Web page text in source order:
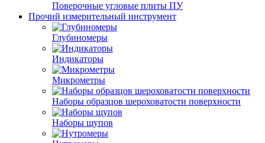
Поверочные угловые плиты ПУ
Прочий измерительный инструмент
Глубиномеры
Индикаторы
Микрометры
Наборы образцов шероховатости поверхности
Наборы щупов